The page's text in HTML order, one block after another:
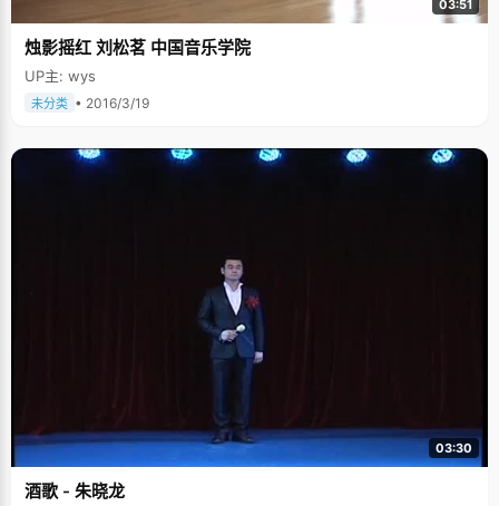
03:51
烛影摇红 刘松茗 中国音乐学院
UP主: wys
未分类 • 2016/3/19
03:30
酒歌 - 朱晓龙